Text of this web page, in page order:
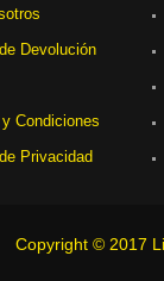
Devolución
Condiciones
Privacidad
Copyright © 2017